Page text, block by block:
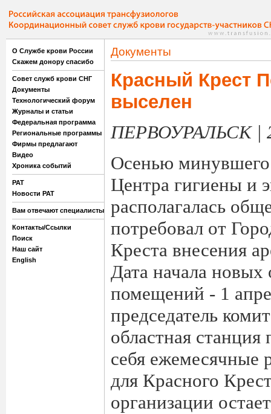
О Службе крови России
Скажем донору спасибо
Совет служб крови СНГ
Документы
Технологический форум
Журналы и статьи
Федеральная программа
Региональные программы
Фирмы предлагают
Видео
Хроника событий
РАТ
Новости РАТ
Вам отвечают специалисты
Контакты/Ссылки
Поиск
Наш сайт
English
Документы
Красный Крест
выселен
ПЕРВОУРАЛЬСК |
Осенью минувшего
Центра гигиены и
располагалась
потребовал от
Креста внесения
Дата начала
помещений - 1
председатель
областная станция
себя ежемесячные
для Красного
организации